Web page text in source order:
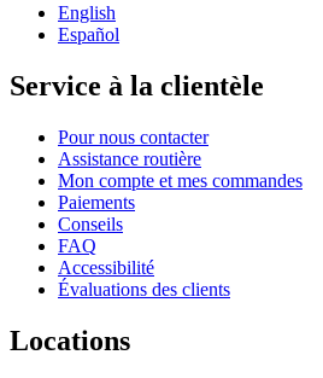
English
Español
Service à la clientèle
Pour nous contacter
Assistance routière
Mon compte et mes commandes
Paiements
Conseils
FAQ
Accessibilité
Évaluations des clients
Locations